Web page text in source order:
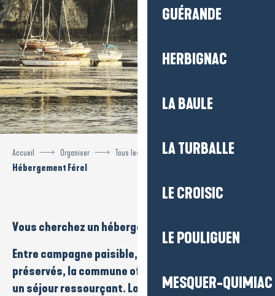
GUÉRANDE
HERBIGNAC
LA BAULE
LA TURBALLE
LE CROISIC
LE POULIGUEN
MESQUER-QUIMIAC
Accueil Organiser
Tous les hébergements
Hébergement Férel
Vous cherchez un hébergement
Entre campagne paisible, estuaire et paysages
préservés, la commune offre un cadre idéal pour
un séjour ressourçant. Locations,chambres